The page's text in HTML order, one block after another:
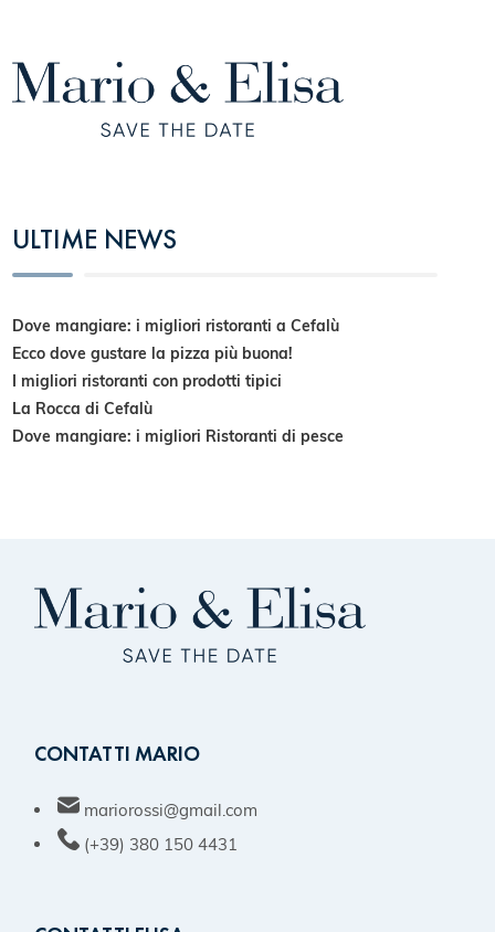
ULTIME NEWS
Dove mangiare: i migliori ristoranti a Cefalù
Ecco dove gustare la pizza più buona!
I migliori ristoranti con prodotti tipici
La Rocca di Cefalù
Dove mangiare: i migliori Ristoranti di pesce
CONTATTI MARIO
mariorossi@gmail.com
(+39) 380 150 4431